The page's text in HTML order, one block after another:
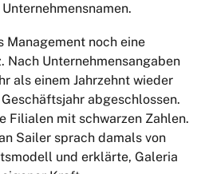
Management noch eine
Nach Unternehmensangaben
als einem Jahrzehnt wieder
abgeschlossen.
Filialen mit schwarzen Zahlen.
Sailer sprach damals von
und erklärte, Galeria